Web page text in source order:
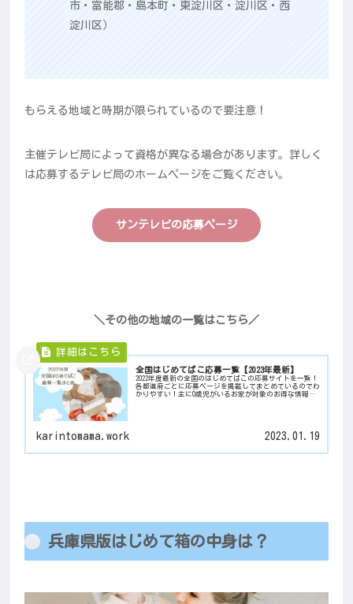
市・富能郡・島本町・東淀川区・淀川区・西
淀川区）
もらえる地域と時期が限られているので要注意！
主催テレビ局によって資格が異なる場合があります。詳しく
は応募するテレビ局のホームページをご覧ください。
サンテレビの応募ページ
＼その他の地域の一覧はこちら／
全国はじめてばこ応募一覧【2023年最新】
2022年度最新の全国のはじめてばこの応募サイトを一覧！
各都道府ごとに応募ページを掲載してまとめているのでわ
かりやすい！主に0歳児がいるお家が対象のお得な情報で
karintomama.work 2023.01.19
兵庫県版はじめて箱の中身は？